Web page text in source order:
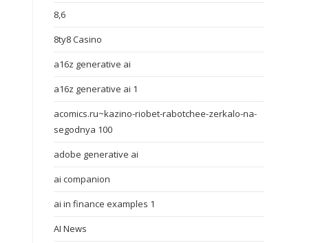
8,6
8ty8 Casino
a16z generative ai
a16z generative ai 1
acomics.ru~kazino-riobet-rabotchee-zerkalo-na-
segodnya 100
adobe generative ai
ai companion
ai in finance examples 1
AI News